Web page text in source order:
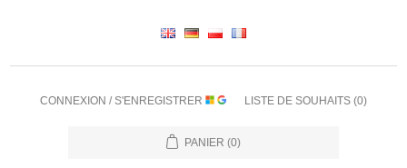
CONNEXION / S'ENREGISTRER LISTE DE SOUHAITS (0)
PANIER (0)